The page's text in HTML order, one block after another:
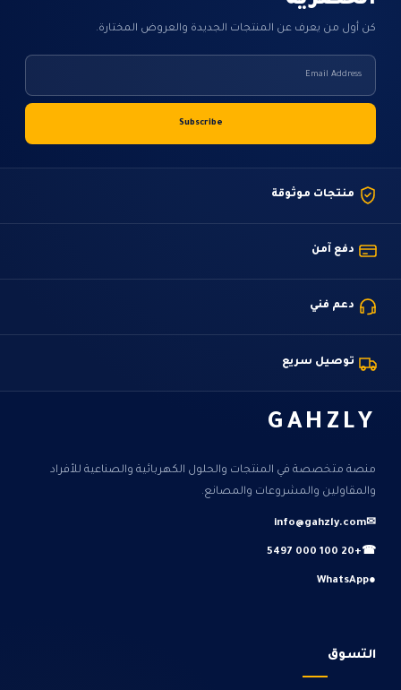
كن أول من يعرف عن المنتجات الجديدة والعروض المختارة.
منتجات موثوقة
دفع آمن
دعم فني
توصيل سريع
GAHZLY
منصة متخصصة في المنتجات والحلول الكهربائية والصناعية للأفراد
والمقاولين والمشروعات والمصانع.
✉
info@gahzly.com
☎
+20 100 000 5497
●
WhatsApp
التسوق